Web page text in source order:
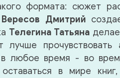
формата: сюжет
Вересов Дмитрий
Телегина Татьяна
лучше
любое время - во
в мире